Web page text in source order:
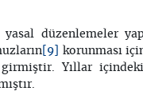
düzenlemeler
[9]
korunması
girmiştir. Yıllar